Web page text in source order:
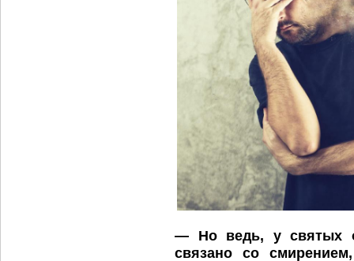
— Но ведь, у святых
связано со